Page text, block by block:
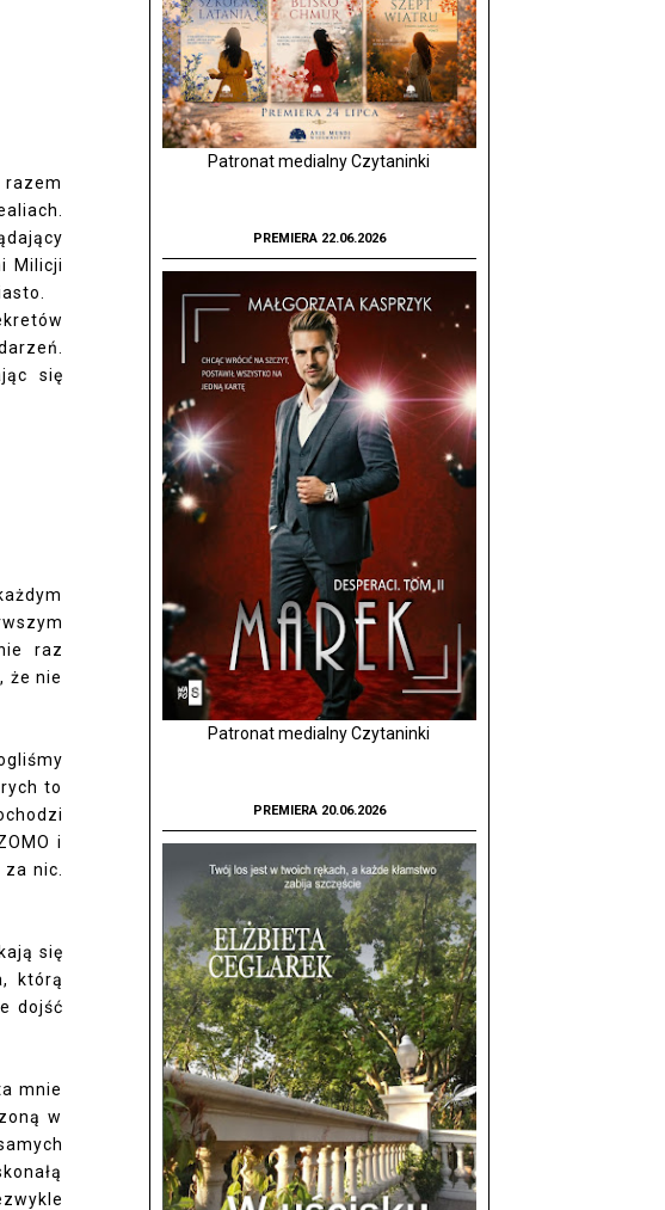
razem
Milicji
się
raz
że nie
to
i
nic.
się
którą
dojść
mnie
w
Patronat medialny Czytaninki
PREMIERA 22.06.2026
Patronat medialny Czytaninki
PREMIERA 20.06.2026